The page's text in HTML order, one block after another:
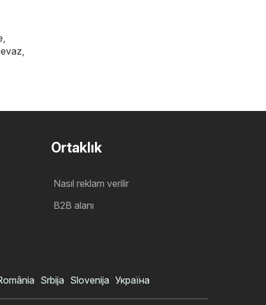
,
,
Ortaklık
Nasıl reklam verilir
B2B alanı
Srbija Slovenija Україна